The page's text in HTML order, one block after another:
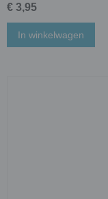
€ 3,95
In winkelwagen